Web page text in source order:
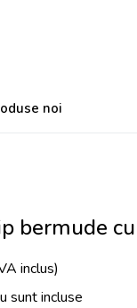
noi
bermude
inclus)
sunt incluse